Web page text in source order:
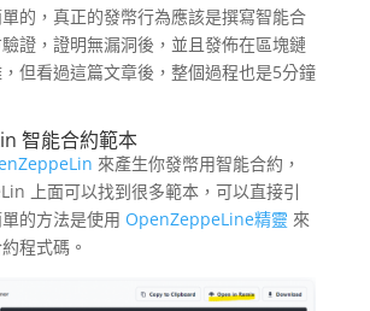
的，真正的發幣行為應該是撰寫智能合
證，證明無漏洞後，並且發佈在區塊鏈
，但看過這篇文章後，整個過程也是5分鐘
智能合約範本
來產生你發幣用智能合約，
上面可以找到很多範本，可以直接引
的方法是使用 OpenZeppeLine精靈 來
程式碼。